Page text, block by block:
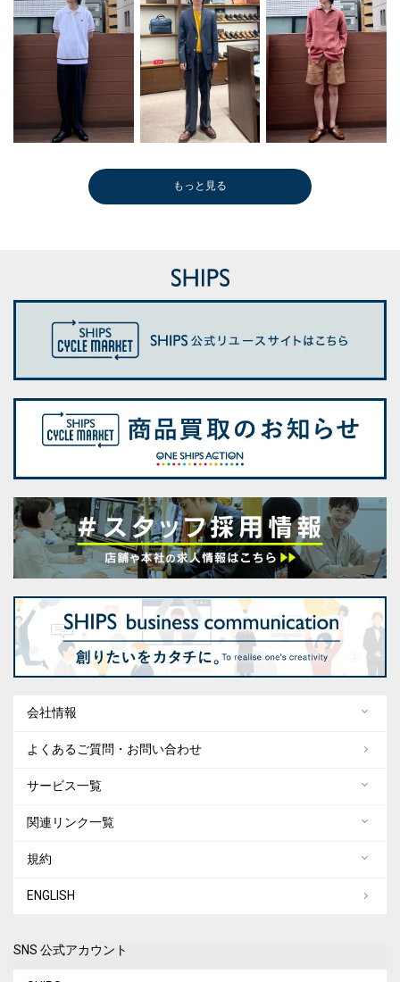
もっと見る
会社情報
よくあるご質問・お問い合わせ
サービス一覧
関連リンク一覧
規約
ENGLISH
SNS 公式アカウント